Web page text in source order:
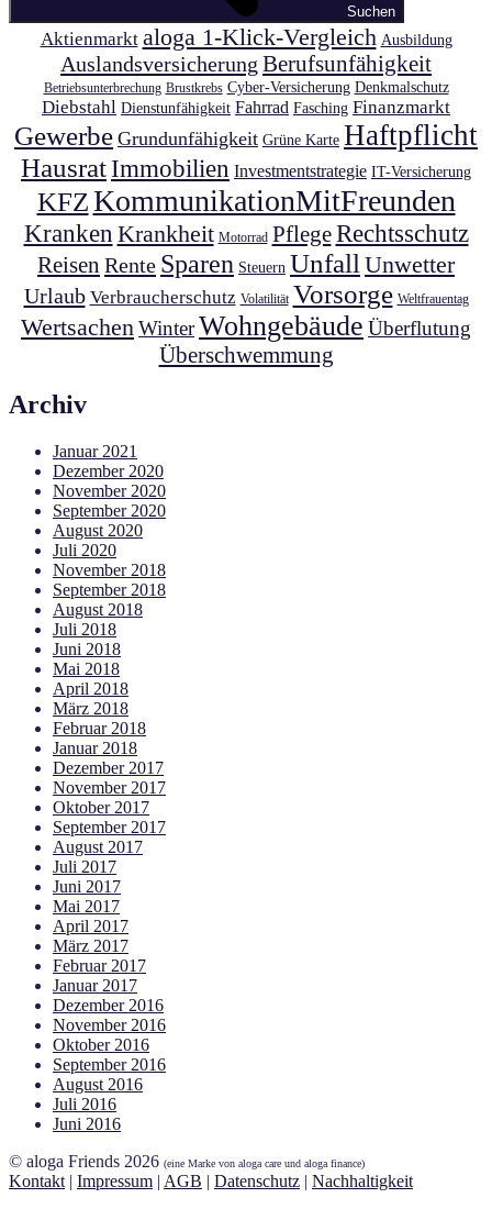
Suchen
Aktienmarkt aloga 1-Klick-Vergleich Ausbildung
Auslandsversicherung Berufsunfähigkeit
Betriebsunterbrechung Brustkrebs Cyber-Versicherung Denkmalschutz
Diebstahl Dienstunfähigkeit Fahrrad Fasching Finanzmarkt
Gewerbe Grundunfähigkeit Grüne Karte Haftpflicht
HausratImmobilien Investmentstrategie IT-Versicherung
KFZKommunikationMitFreunden
Kranken Krankheit Motorrad Pflege Rechtsschutz
Reisen Rente Sparen Steuern Unfall Unwetter
Urlaub Verbraucherschutz Volatilität Vorsorge Weltfrauentag
WertsachenWinterWohngebäude Überflutung
Überschwemmung
Archiv
Januar 2021
Dezember 2020
November 2020
September 2020
August 2020
Juli 2020
November 2018
September 2018
August 2018
Juli 2018
Juni 2018
Mai 2018
April 2018
März 2018
Februar 2018
Januar 2018
Dezember 2017
November 2017
Oktober 2017
September 2017
August 2017
Juli 2017
Juni 2017
Mai 2017
April 2017
März 2017
Februar 2017
Januar 2017
Dezember 2016
November 2016
Oktober 2016
September 2016
August 2016
Juli 2016
Juni 2016
© aloga Friends 2026 (eine Marke von aloga care und aloga finance)
Kontakt | Impressum | AGB | Datenschutz | Nachhaltigkeit